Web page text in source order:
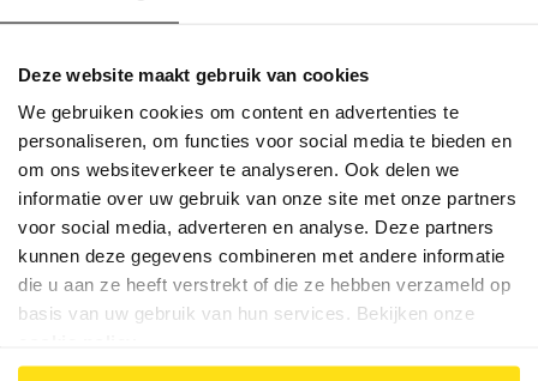
Deze website maakt gebruik van cookies
We gebruiken cookies om content en advertenties te
personaliseren, om functies voor social media te bieden en
om ons websiteverkeer te analyseren. Ook delen we
informatie over uw gebruik van onze site met onze partners
voor social media, adverteren en analyse. Deze partners
kunnen deze gegevens combineren met andere informatie
die u aan ze heeft verstrekt of die ze hebben verzameld op
basis van uw gebruik van hun services. Bekijken onze
Flandrienne
VWB
Nieuws
Actueel
Artikels
Veelgestelde
vragen
/
FAQ
Fietsbijstand online aanvragen